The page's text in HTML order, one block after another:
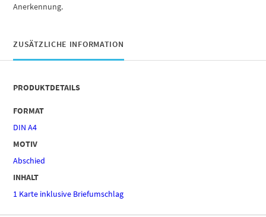
Anerkennung.
ZUSÄTZLICHE INFORMATION
PRODUKTDETAILS
FORMAT
DIN A4
MOTIV
Abschied
INHALT
1 Karte inklusive Briefumschlag